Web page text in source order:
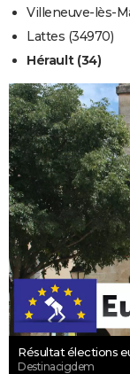
Villeneuve-lès-
Lattes (34970)
Hérault (34)
Résultat élections
Destinacigdem